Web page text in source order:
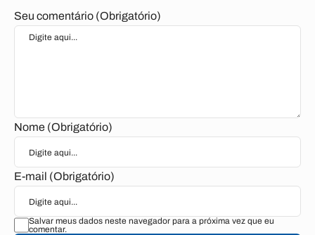
Seu comentário (Obrigatório)
Nome (Obrigatório)
E-mail (Obrigatório)
Salvar meus dados neste navegador para a próxima vez que eu
comentar.